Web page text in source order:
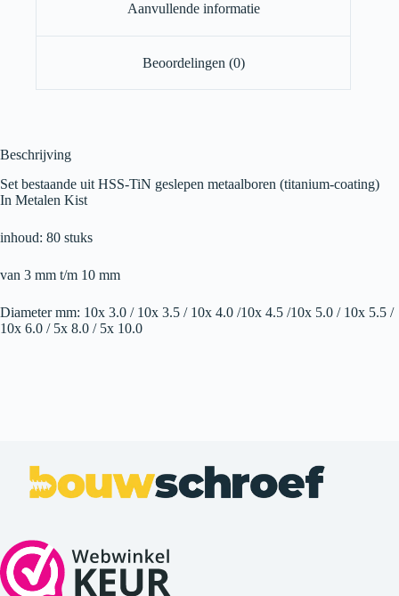
Aanvullende informatie
Beoordelingen (0)
Beschrijving
Set bestaande uit HSS-TiN geslepen metaalboren (titanium-coating)
In Metalen Kist
inhoud: 80 stuks
van 3 mm t/m 10 mm
Diameter mm: 10x 3.0 / 10x 3.5 / 10x 4.0 /10x 4.5 /10x 5.0 / 10x 5.5 /
10x 6.0 / 5x 8.0 / 5x 10.0